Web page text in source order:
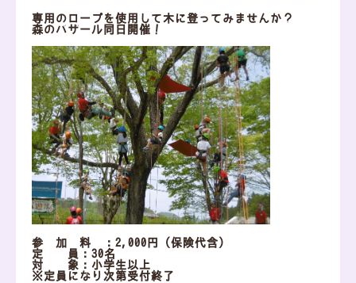
専用のロープを使用して木に登ってみませんか？
森のバザール同日開催！
参 加 料 ：2,000円（保険代含）
定 員：30名
対 象：小学生以上
※定員になり次第受付終了